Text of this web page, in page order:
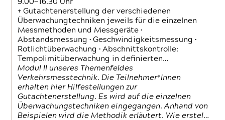
9.00—16.30 Uhr
+ Gutachtenerstellung der verschiedenen
Überwachungtechniken jeweils für die einzelnen
Messmethoden und Messgeräte •
Abstandsmessung • Geschwindigkeitsmessung •
Rotlichtüberwachung • Abschnittskontrolle:
Tempolimitüberwachung in definierten…
Modul II unseres Themenfeldes
Verkehrsmesstechnik. Die Teilnehmer*Innen
erhalten hier Hilfestellungen zur
Gutachtenerstellung. Es wird auf die einzelnen
Überwachungstechniken eingegangen. Anhand von
Beispielen wird die Methodik erläutert. Wie erstel…